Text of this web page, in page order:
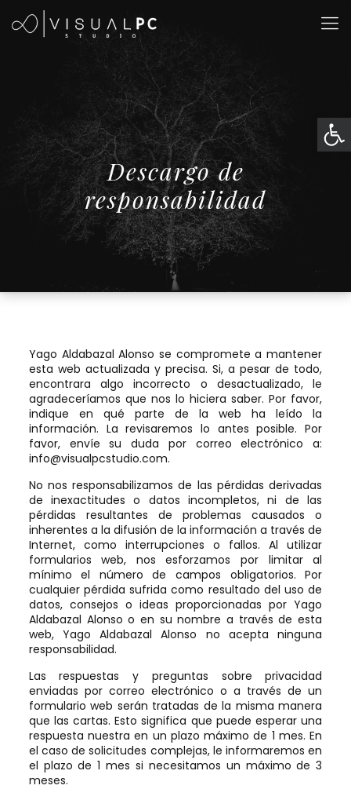
Descargo de
responsabilidad
Yago Aldabazal Alonso se compromete a mantener
esta web actualizada y precisa. Si, a pesar de todo,
encontrara algo incorrecto o desactualizado, le
agradeceríamos que nos lo hiciera saber. Por favor,
indique en qué parte de la web ha leído la
información. La revisaremos lo antes posible. Por
favor, envíe su duda por correo electrónico a:
moc.oidutscplausiv@ofni.
No nos responsabilizamos de las pérdidas derivadas
de inexactitudes o datos incompletos, ni de las
pérdidas resultantes de problemas causados o
inherentes a la difusión de la información a través de
Internet, como interrupciones o fallos. Al utilizar
formularios web, nos esforzamos por limitar al
mínimo el número de campos obligatorios. Por
cualquier pérdida sufrida como resultado del uso de
datos, consejos o ideas proporcionadas por Yago
Aldabazal Alonso o en su nombre a través de esta
web, Yago Aldabazal Alonso no acepta ninguna
responsabilidad.
Las respuestas y preguntas sobre privacidad
enviadas por correo electrónico o a través de un
formulario web serán tratadas de la misma manera
que las cartas. Esto significa que puede esperar una
respuesta nuestra en un plazo máximo de 1 mes. En
el caso de solicitudes complejas, le informaremos en
el plazo de 1 mes si necesitamos un máximo de 3
meses.